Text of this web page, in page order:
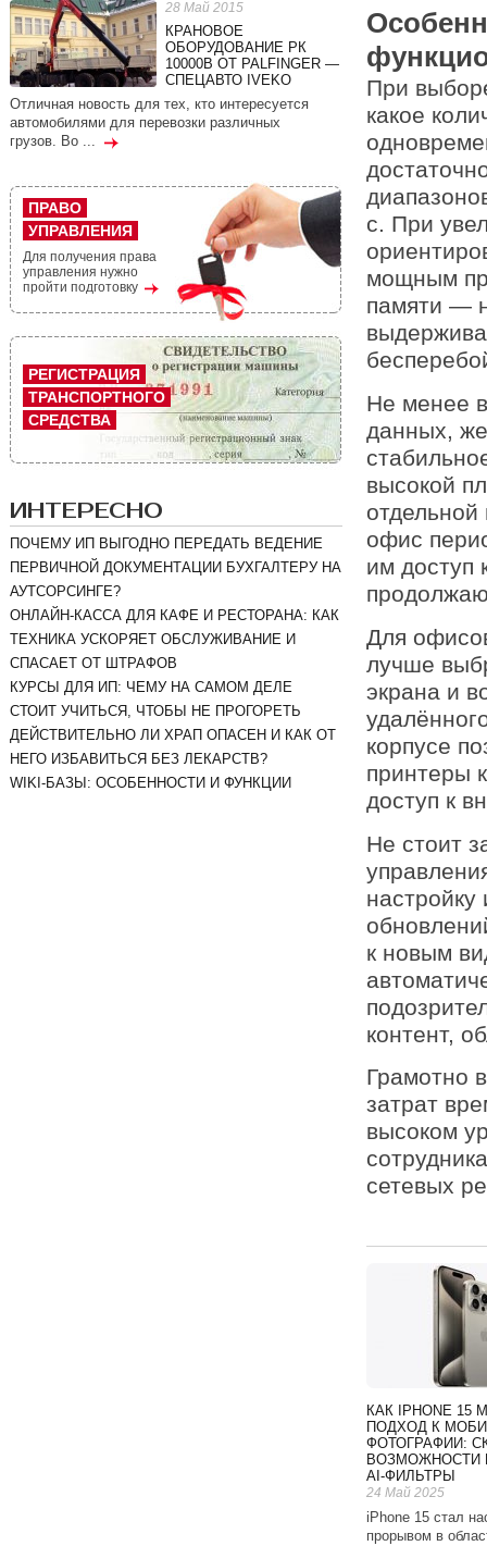
При
какое
с. При
мощным
памяти —
Не менее
данных,
высокой
отдельной
офис
им доступ
Для
лучше
экрана и
корпусе
принтеры
доступ к
Не стоит
к новым
контент,
Грамотно
затрат
высоком
сетевых
КАК IPHONE 15
ПОДХОД К
ФОТОГРАФИИ:
ВОЗМОЖНОСТИ
AI-ФИЛЬТРЫ
24 Май 2025
iPhone 15 стал
прорывом в
28 Май 2015
КРАНОВОЕ
ОБОРУДОВАНИЕ РК
10000В ОТ PALFINGER —
СПЕЦАВТО IVEKO
Отличная новость для тех, кто интересуется
автомобилями для перевозки различных
грузов. Во ...
ПРАВО
УПРАВЛЕНИЯ
Для получения права
управления нужно
пройти подготовку
РЕГИСТРАЦИЯ
ТРАНСПОРТНОГО
СРЕДСТВА
ИНТЕРЕСНО
ПОЧЕМУ ИП ВЫГОДНО ПЕРЕДАТЬ ВЕДЕНИЕ
ПЕРВИЧНОЙ ДОКУМЕНТАЦИИ БУХГАЛТЕРУ НА
АУТСОРСИНГЕ?
ОНЛАЙН-КАССА ДЛЯ КАФЕ И РЕСТОРАНА: КАК
ТЕХНИКА УСКОРЯЕТ ОБСЛУЖИВАНИЕ И
СПАСАЕТ ОТ ШТРАФОВ
КУРСЫ ДЛЯ ИП: ЧЕМУ НА САМОМ ДЕЛЕ
СТОИТ УЧИТЬСЯ, ЧТОБЫ НЕ ПРОГОРЕТЬ
ДЕЙСТВИТЕЛЬНО ЛИ ХРАП ОПАСЕН И КАК ОТ
НЕГО ИЗБАВИТЬСЯ БЕЗ ЛЕКАРСТВ?
WIKI-БАЗЫ: ОСОБЕННОСТИ И ФУНКЦИИ